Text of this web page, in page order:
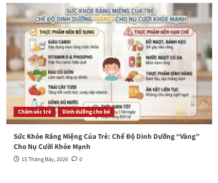
Chăm sóc trẻ Dinh dưỡng cho bé
Sức Khỏe Răng Miệng Của Trẻ: Chế Độ Dinh Dưỡng “Vàng”
Cho Nụ Cười Khỏe Mạnh
15 Tháng Bảy, 2026 0